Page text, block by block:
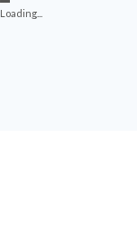
Loading...